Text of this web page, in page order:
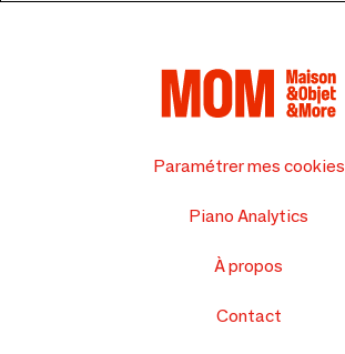
Paramétrer mes cookies
Piano Analytics
À propos
Contact